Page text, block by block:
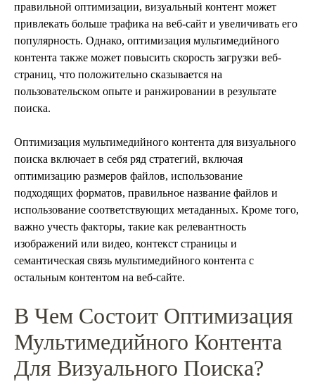
правильной оптимизации, визуальный контент может
привлекать больше трафика на веб-сайт и увеличивать его
популярность. Однако, оптимизация мультимедийного
контента также может повысить скорость загрузки веб-
страниц, что положительно сказывается на
пользовательском опыте и ранжировании в результате
поиска.
Оптимизация мультимедийного контента для визуального
поиска включает в себя ряд стратегий, включая
оптимизацию размеров файлов, использование
подходящих форматов, правильное название файлов и
использование соответствующих метаданных. Кроме того,
важно учесть факторы, такие как релевантность
изображений или видео, контекст страницы и
семантическая связь мультимедийного контента с
остальным контентом на веб-сайте.
В Чем Состоит Оптимизация
Мультимедийного Контента
Для Визуального Поиска?